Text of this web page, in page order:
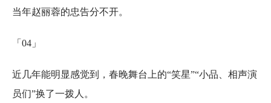
当年赵丽蓉的忠告分不开。
「04」
近几年能明显感觉到，春晚舞台上的“笑星”“小品、相声演
员们”换了一拨人。